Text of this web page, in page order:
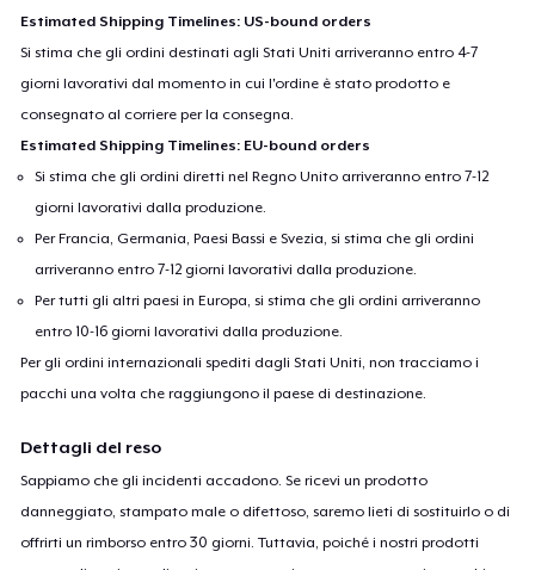
Estimated Shipping Timelines: US-bound orders
Si stima che gli ordini destinati agli Stati Uniti arriveranno entro 4-7
giorni lavorativi dal momento in cui l'ordine è stato prodotto e
consegnato al corriere per la consegna.
Estimated Shipping Timelines: EU-bound orders
Si stima che gli ordini diretti nel Regno Unito arriveranno entro 7-12
giorni lavorativi dalla produzione.
Per Francia, Germania, Paesi Bassi e Svezia, si stima che gli ordini
arriveranno entro 7-12 giorni lavorativi dalla produzione.
Per tutti gli altri paesi in Europa, si stima che gli ordini arriveranno
entro 10-16 giorni lavorativi dalla produzione.
Per gli ordini internazionali spediti dagli Stati Uniti, non tracciamo i
pacchi una volta che raggiungono il paese di destinazione.
Dettagli del reso
Sappiamo che gli incidenti accadono. Se ricevi un prodotto
danneggiato, stampato male o difettoso, saremo lieti di sostituirlo o di
offrirti un rimborso entro 30 giorni. Tuttavia, poiché i nostri prodotti